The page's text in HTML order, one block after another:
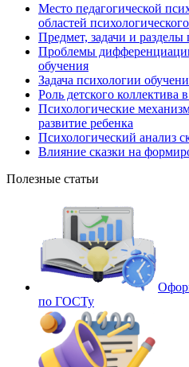
Место педагогической
областей
Предмет, задачи и разделы
Проблемы
обучения
Задача психологии
Роль детского коллектива
Психологические
развитие ребенка
Психологический анализ
Влияние сказки на
Полезные статьи
по ГОСТу